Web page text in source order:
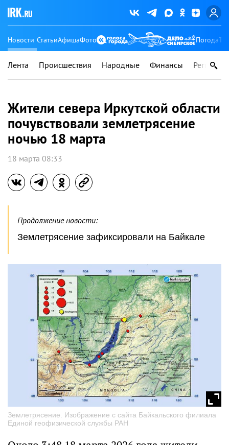
Новости СтатьиАфишаФото Погода
Лента Происшествия Народные Финансы Регионы
Жители севера Иркутской области
почувствовали землетрясение
ночью 18 марта
18 марта 08:33
Продолжение новости:
Землетрясение зафиксировали на Байкале
Землетрясение. Изображение с сайта Байкальского филиала
Единой геофизической службы РАН